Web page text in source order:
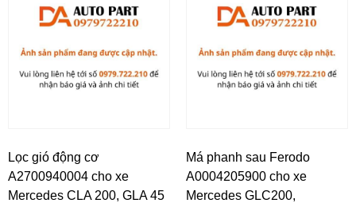
Lọc gió động cơ
A2700940004 cho xe
Mercedes CLA 200, GLA 45
Má phanh sau Ferodo
A0004205900 cho xe
Mercedes GLC200,